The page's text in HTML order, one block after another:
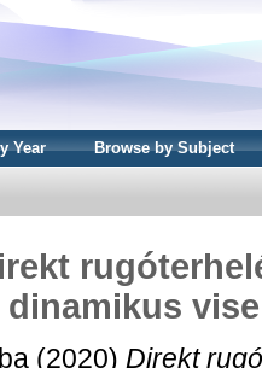
Year Browse by Subject
dinamikus
(2020) Direkt